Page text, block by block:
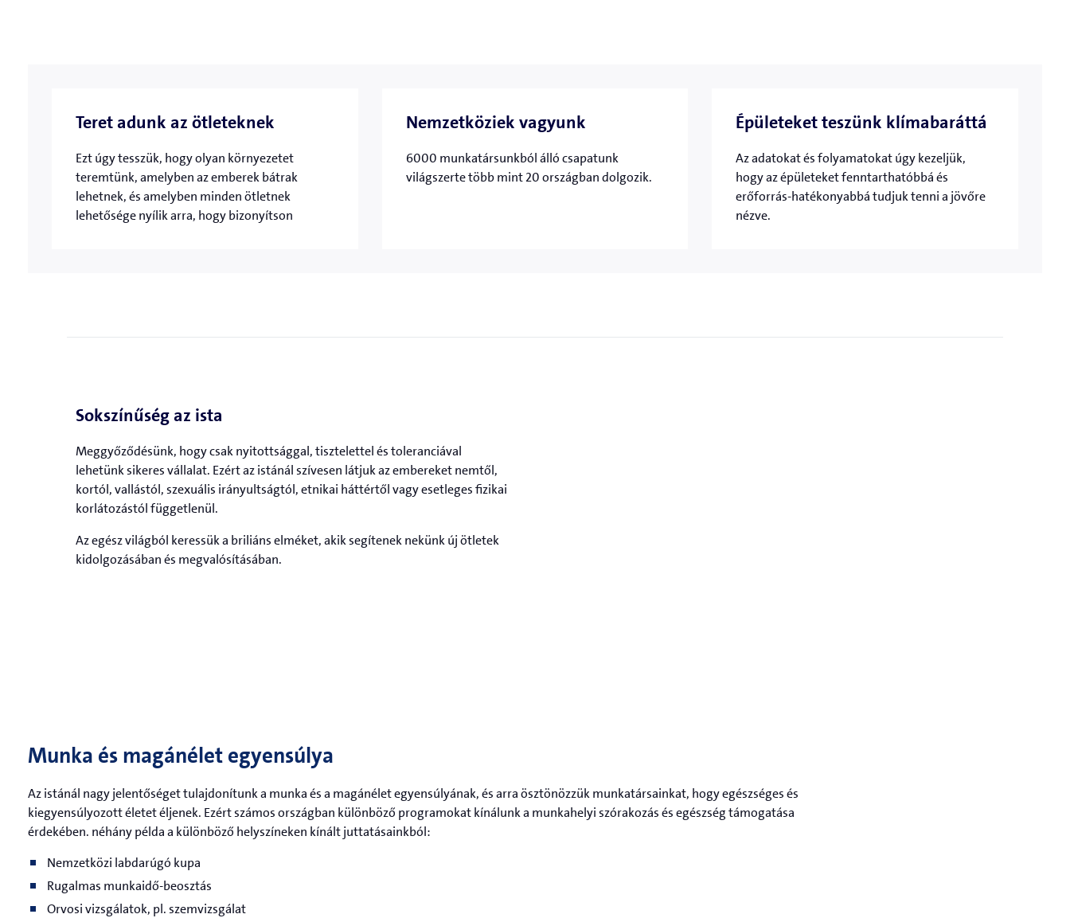
Teret adunk az ötleteknek
Ezt úgy tesszük, hogy olyan környezetet
teremtünk, amelyben az emberek bátrak
lehetnek, és amelyben minden ötletnek
lehetősége nyílik arra, hogy bizonyítson
Nemzetköziek vagyunk
6000 munkatársunkból álló csapatunk
világszerte több mint 20 országban dolgozik.
Épületeket teszünk klímabaráttá
Az adatokat és folyamatokat úgy kezeljük,
hogy az épületeket fenntarthatóbbá és
erőforrás-hatékonyabbá tudjuk tenni a jövőre
nézve.
Sokszínűség az ista
Meggyőződésünk, hogy csak nyitottsággal, tisztelettel és toleranciával
lehetünk sikeres vállalat. Ezért az istánál szívesen látjuk az embereket nemtől,
kortól, vallástól, szexuális irányultságtól, etnikai háttértől vagy esetleges fizikai
korlátozástól függetlenül.
Az egész világból keressük a briliáns elméket, akik segítenek nekünk új ötletek
kidolgozásában és megvalósításában.
Munka és magánélet egyensúlya
Az istánál nagy jelentőséget tulajdonítunk a munka és a magánélet egyensúlyának, és arra ösztönözzük munkatársainkat, hogy egészséges és
kiegyensúlyozott életet éljenek. Ezért számos országban különböző programokat kínálunk a munkahelyi szórakozás és egészség támogatása
érdekében. néhány példa a különböző helyszíneken kínált juttatásainkból:
Nemzetközi labdarúgó kupa
Rugalmas munkaidő-beosztás
Orvosi vizsgálatok, pl. szemvizsgálat